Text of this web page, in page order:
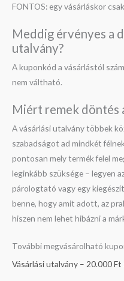
FONTOS: egy vásárláskor
Meddig érvényes a
utalvány?
A kuponkód a vásárlástól
nem váltható.
Miért remek döntés
A vásárlási utalvány többek
szabadságot ad mindkét
pontosan mely termék felel
leginkább szüksége – legyen
párologtató vagy egy
benne, hogy amit adott, az
hiszen nem lehet hibázni a
További megvásárolható
Vásárlási utalvány – 20.000